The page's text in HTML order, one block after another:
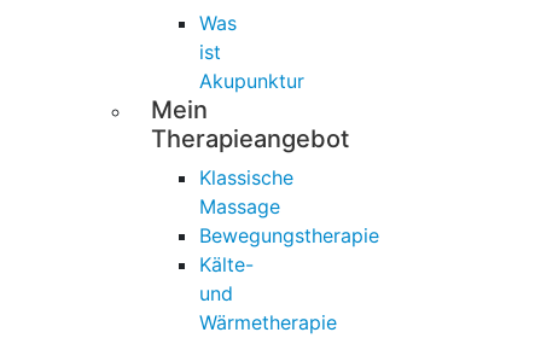
Was
ist
Akupunktur
Mein
Therapieangebot
Klassische
Massage
Bewegungstherapie
Kälte-
und
Wärmetherapie